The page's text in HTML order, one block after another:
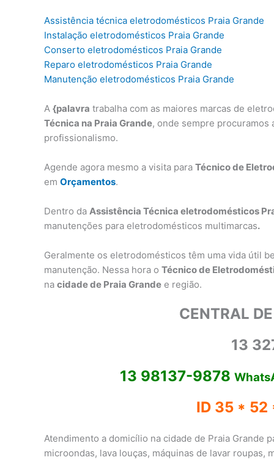
Assistência técnica eletrodomésticos Praia Grande
Instalação eletrodomésticos Praia Grande
Conserto eletrodomésticos Praia Grande
Reparo eletrodomésticos Praia Grande
Manutenção eletrodomésticos Praia Grande
A {palavra trabalha com as maiores marcas de
Técnica na Praia Grande, onde sempre procuramos
profissionalismo.
Agende agora mesmo a visita para Técnico de
em Orçamentos.
Dentro da Assistência Técnica eletrodomésticos
manutenções para eletrodomésticos multimarcas.
Geralmente os eletrodomésticos têm uma vida útil
manutenção. Nessa hora o Técnico de
na cidade de Praia Grande e região.
CENTRAL
13
13 98137-9878
ID 35 *
Atendimento a domicílio na cidade de Praia Grande
microondas, lava louças, máquinas de lavar roupas,